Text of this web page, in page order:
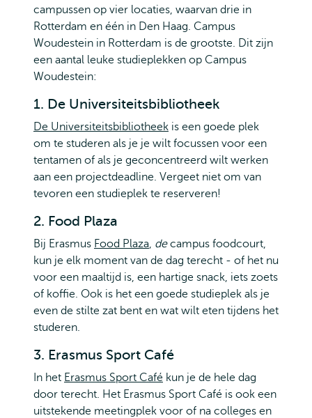
campussen op vier locaties, waarvan drie in
Rotterdam en één in Den Haag. Campus
Woudestein in Rotterdam is de grootste. Dit zijn
een aantal leuke studieplekken op Campus
Woudestein:
1. De Universiteitsbibliotheek
De Universiteitsbibliotheek is een goede plek
om te studeren als je je wilt focussen voor een
tentamen of als je geconcentreerd wilt werken
aan een projectdeadline. Vergeet niet om van
tevoren een studieplek te reserveren!
2. Food Plaza
Bij Erasmus Food Plaza, decampus foodcourt,
kun je elk moment van de dag terecht - of het nu
voor een maaltijd is, een hartige snack, iets zoets
of koffie. Ook is het een goede studieplek als je
even de stilte zat bent en wat wilt eten tijdens het
studeren.
3. Erasmus Sport Café
In het Erasmus Sport Café kun je de hele dag
door terecht. Het Erasmus Sport Café is ook een
uitstekende meetingplek voor of na colleges en